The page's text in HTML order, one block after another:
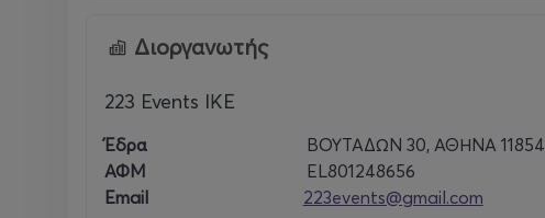
Διοργανωτής
223 Events ΙΚΕ
Έδρα ΒΟΥΤΑΔΩΝ 30, ΑΘΗΝΑ 11854
ΑΦΜ
EL801248656
Email
223events@gmail.com